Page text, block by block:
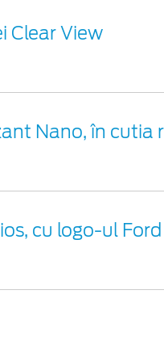
Clear View
Nano, în cutia
cu logo-ul Ford